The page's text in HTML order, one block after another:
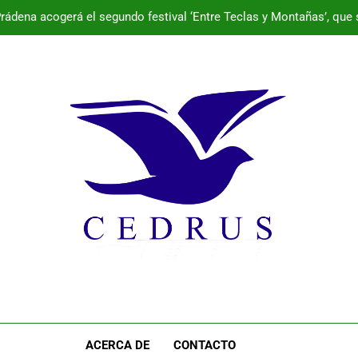
acogerá el segundo festival ‘Entre Teclas y Montañas’,
Programa de la semana cultural de
Prádena acogerá el segundo festival ‘Entre Teclas y Montañas’,
La Junta impulsa una inversión de casi 800.000 euros para que
Programa de la semana cultural de
ACERCA DE CONTACTO